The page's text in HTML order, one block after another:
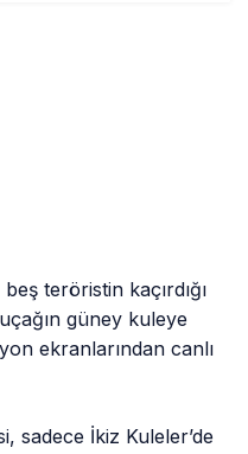
teröristin kaçırdığı
güney kuleye
ekranlarından canlı
sadece İkiz Kuleler’de